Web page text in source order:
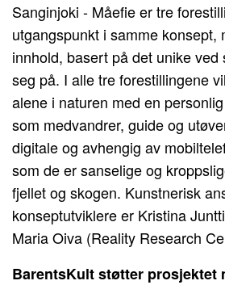
Sanginjoki - Måefie er tre
utgangspunkt i samme konsept,
innhold, basert på det unike ved
seg på. I alle tre forestillingene
alene i naturen med en
som medvandrer, guide og
digitale og avhengig av
som de er sanselige og
fjellet og skogen. Kunstnerisk
konseptutviklere er Kristina
Maria Oiva (Reality Research
BarentsKult støtter prosjektet